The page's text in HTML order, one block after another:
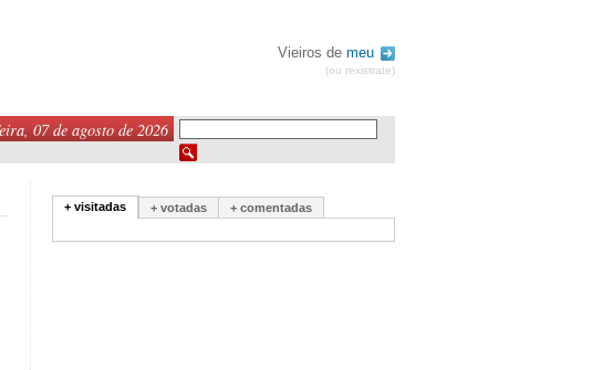
Vieiros de meu
(ou rexistrate)
07 de agosto de 2026
+ visitadas + votadas + comentadas